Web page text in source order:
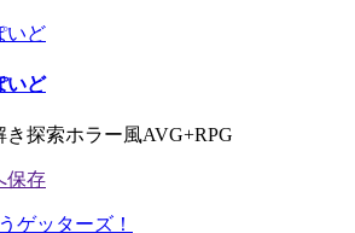
いど
いど
探索ホラー風AVG+RPG